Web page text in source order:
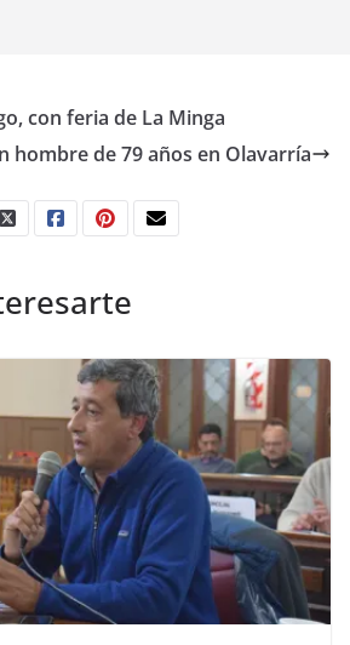
con feria de La Minga
hombre de 79 años en Olavarría